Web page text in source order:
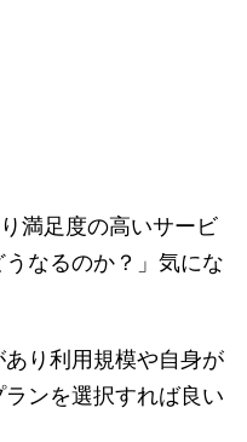
満足度の高いサービ
なるのか？」気にな
り利用規模や自身が
ンを選択すれば良い